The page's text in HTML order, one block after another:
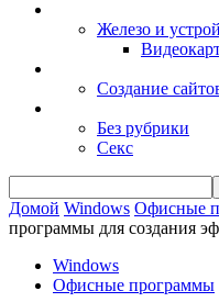
Железо и
Создание
Без рубрики
Секс
Домой Windows Офисные
программы для создания
Windows
Офисные программы